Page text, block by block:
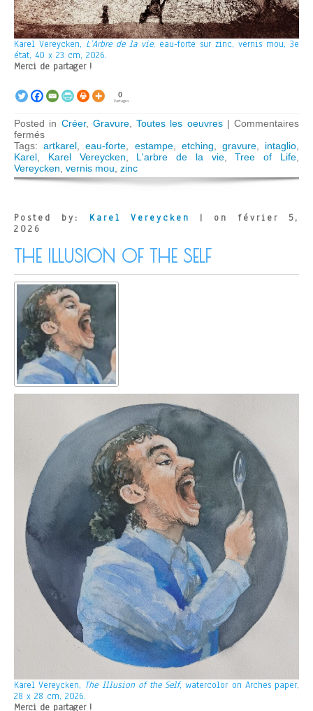
Karel Vereycken, L’Arbre de la vie, eau-forte sur zinc, vernis mou, 3e
état, 40 x 23 cm, 2026.
Merci de partager !
0
Partages
Posted in Créer, Gravure, Toutes les oeuvres| Commentaires
ferméssur
L’arbre
de
la
vie
Tags:artkarel ,eau-forte estampe, etching gravure, intaglio
Karel
Karel Vereycken L'arbre de la vie,Tree of Life
Vereycken vernis mou zinc
Posted by: Karel Vereycken
| on février 5,
2026
THE ILLUSION OF THE SELF
Karel Vereycken, The Illusion of the Self, watercolor on Arches paper,
28 x 28 cm, 2026.
Merci de partager !